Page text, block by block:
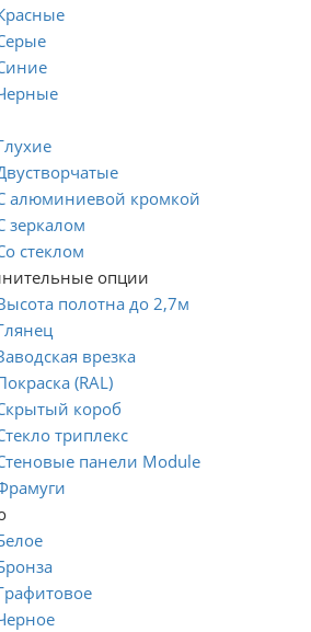
алюминиевой кромкой
зеркалом
стеклом
опции
полотна до 2,7м
врезка
(RAL)
короб
триплекс
панели Module